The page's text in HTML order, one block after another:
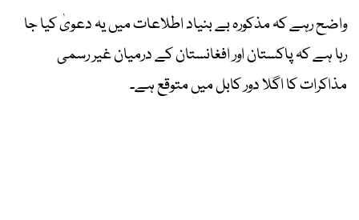
واضح رہے کہ مذکورہ بے بنیاد اطلاعات میں یہ دعویٰ کیا جا
رہا ہے کہ پاکستان اور افغانستان کے درمیان غیر رسمی
مذاکرات کا اگلا دور کابل میں متوقع ہے۔